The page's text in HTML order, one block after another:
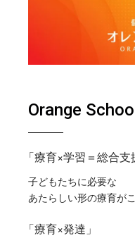
Orange School
「療育×学習＝総合支
子どもたちに必要な
あたらしい形の療育が
「療育×発達」